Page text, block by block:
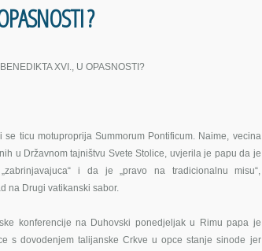
?
XVI., U OPASNOSTI?
ticu motuproprija Summorum Pontificum. Naime, vecina
u Državnom tajništvu Svete Stolice, uvjerila je papu da je
i da je „pravo na tradicionalnu misu“,
na Drugi vatikanski sabor.
konferencije na Duhovski ponedjeljak u Rimu papa je
s dovodenjem talijanske Crkve u opce stanje sinode jer